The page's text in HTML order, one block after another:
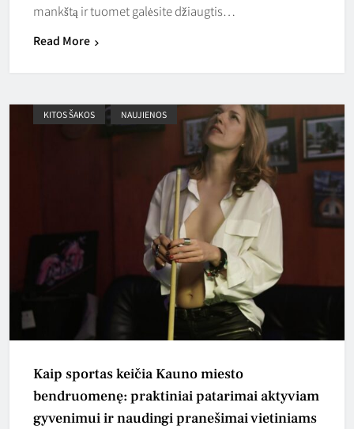
mankštą ir tuomet galėsite džiaugtis…
Read More
KITOS ŠAKOS NAUJIENOS
Kaip sportas keičia Kauno miesto
bendruomenę: praktiniai patarimai aktyviam
gyvenimui ir naudingi pranešimai vietiniams